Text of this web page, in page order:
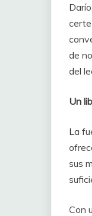
de
del
Un
La
sus
Con